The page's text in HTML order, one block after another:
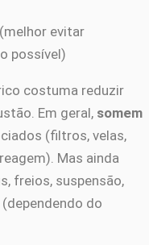
(melhor evitar
possível)
costuma reduzir
Em geral, somem
(filtros, velas,
Mas ainda
freios, suspensão,
do